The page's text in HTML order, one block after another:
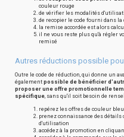
couleur rouge
de vérifier les modalités
de recopier le code fourni dans
la remise accordée est alors
il ne vous reste plus qu'à régler
remisé
Autres réductions possible
Outre le code de réduction, qui donne un
également possible de bénéficier
proposer une offre promotionnelle
spécifique, sans qu'il soit besoin de
repérez les offres de couleur
prenez connaissance des détails
d'utilisation
accédez à la promotion en